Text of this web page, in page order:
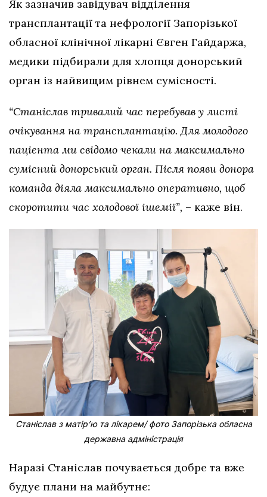
Як зазначив завідувач відділення
трансплантації та нефрології Запорізької
обласної клінічної лікарні Євген Гайдаржа,
медики підбирали для хлопця донорський
орган із найвищим рівнем сумісності.
“Станіслав тривалий час перебував у листі
очікування на трансплантацію. Для молодого
пацієнта ми свідомо чекали на максимально
сумісний донорський орган. Після появи донора
команда діяла максимально оперативно, щоб
скоротити час холодової ішемії”, – каже він.
Станіслав з матірʼю та лікарем/ фото Запорізька обласна
державна адміністрація
Наразі Станіслав почувається добре та вже
будує плани на майбутнє: